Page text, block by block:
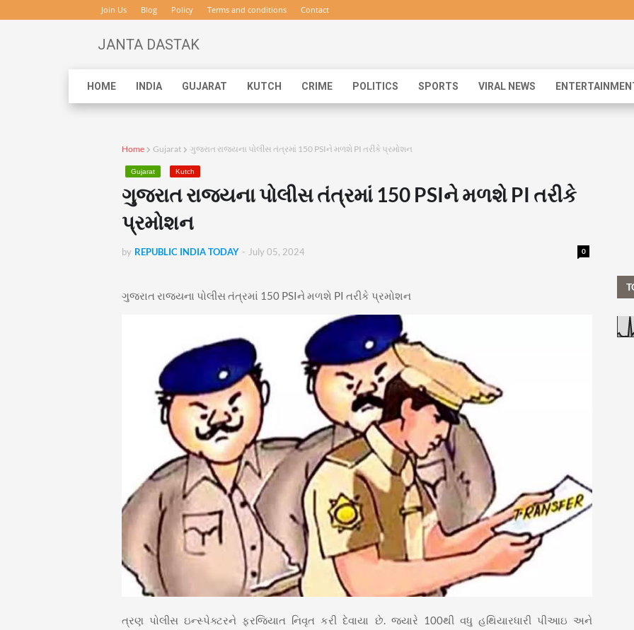
Join Us Blog Policy Terms and conditions Contact
JANTA DASTAK
HOME INDIA GUJARAT KUTCH CRIME POLITICS SPORTS VIRAL NEWS
Home Gujarat ગુજરાત રાજ્યના પોલીસ તંત્રમાં 150 PSIને મળશે PI તરીકે પ્રમોશન
Gujarat Kutch
ગુજરાત રાજ્યના પોલીસ તંત્રમાં 150 PSIને મળશે PI તરીકે
પ્રમોશન
by REPUBLIC INDIA TODAY 0
- July 05, 2024
ગુજરાત રાજ્યના પોલીસ તંત્રમાં 150 PSIને મળશે PI તરીકે પ્રમોશન
ત્રણ પોલીસ ઇન્સ્પેક્ટરને ફરજિયાત નિવૃત કરી દેવાયા છે. જ્યારે 100થી વધુ હથિયારધારી પીઆઇ અને